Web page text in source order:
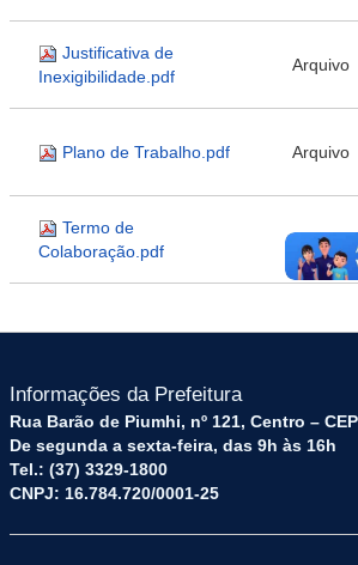
Justificativa de
Inexigibilidade.pdf
Arquivo
Plano de Trabalho.pdf Arquivo
Termo de
Colaboração.pdf
Arquivo
Informações da Prefeitura
Rua Barão de Piumhi, nº 121, Centro –
De segunda a sexta-feira, das 9h às 16h
Tel.: (37) 3329-1800
CNPJ: 16.784.720/0001-25